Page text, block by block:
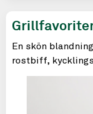
En skön
rostbiff,
med säsongens